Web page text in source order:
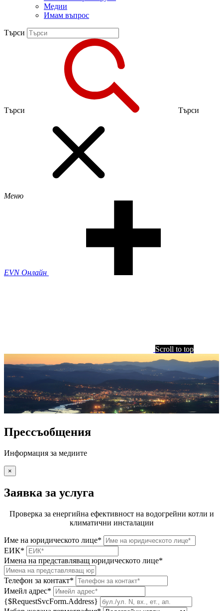
Медии
Имам въпрос
Търси
Търси Търси
Меню
EVN Онлайн
Scroll to top
Прессъобщения
Информация за медиите
×
Заявка за услуга
Проверка за енергийна ефективност на водогрейни котли и
климатични инсталации
Име на юридическото лице*
ЕИК*
Имена на представляващ юридическото лице*
Телефон за контакт*
Имейл адрес*
{$RequestSvcForm.Address}